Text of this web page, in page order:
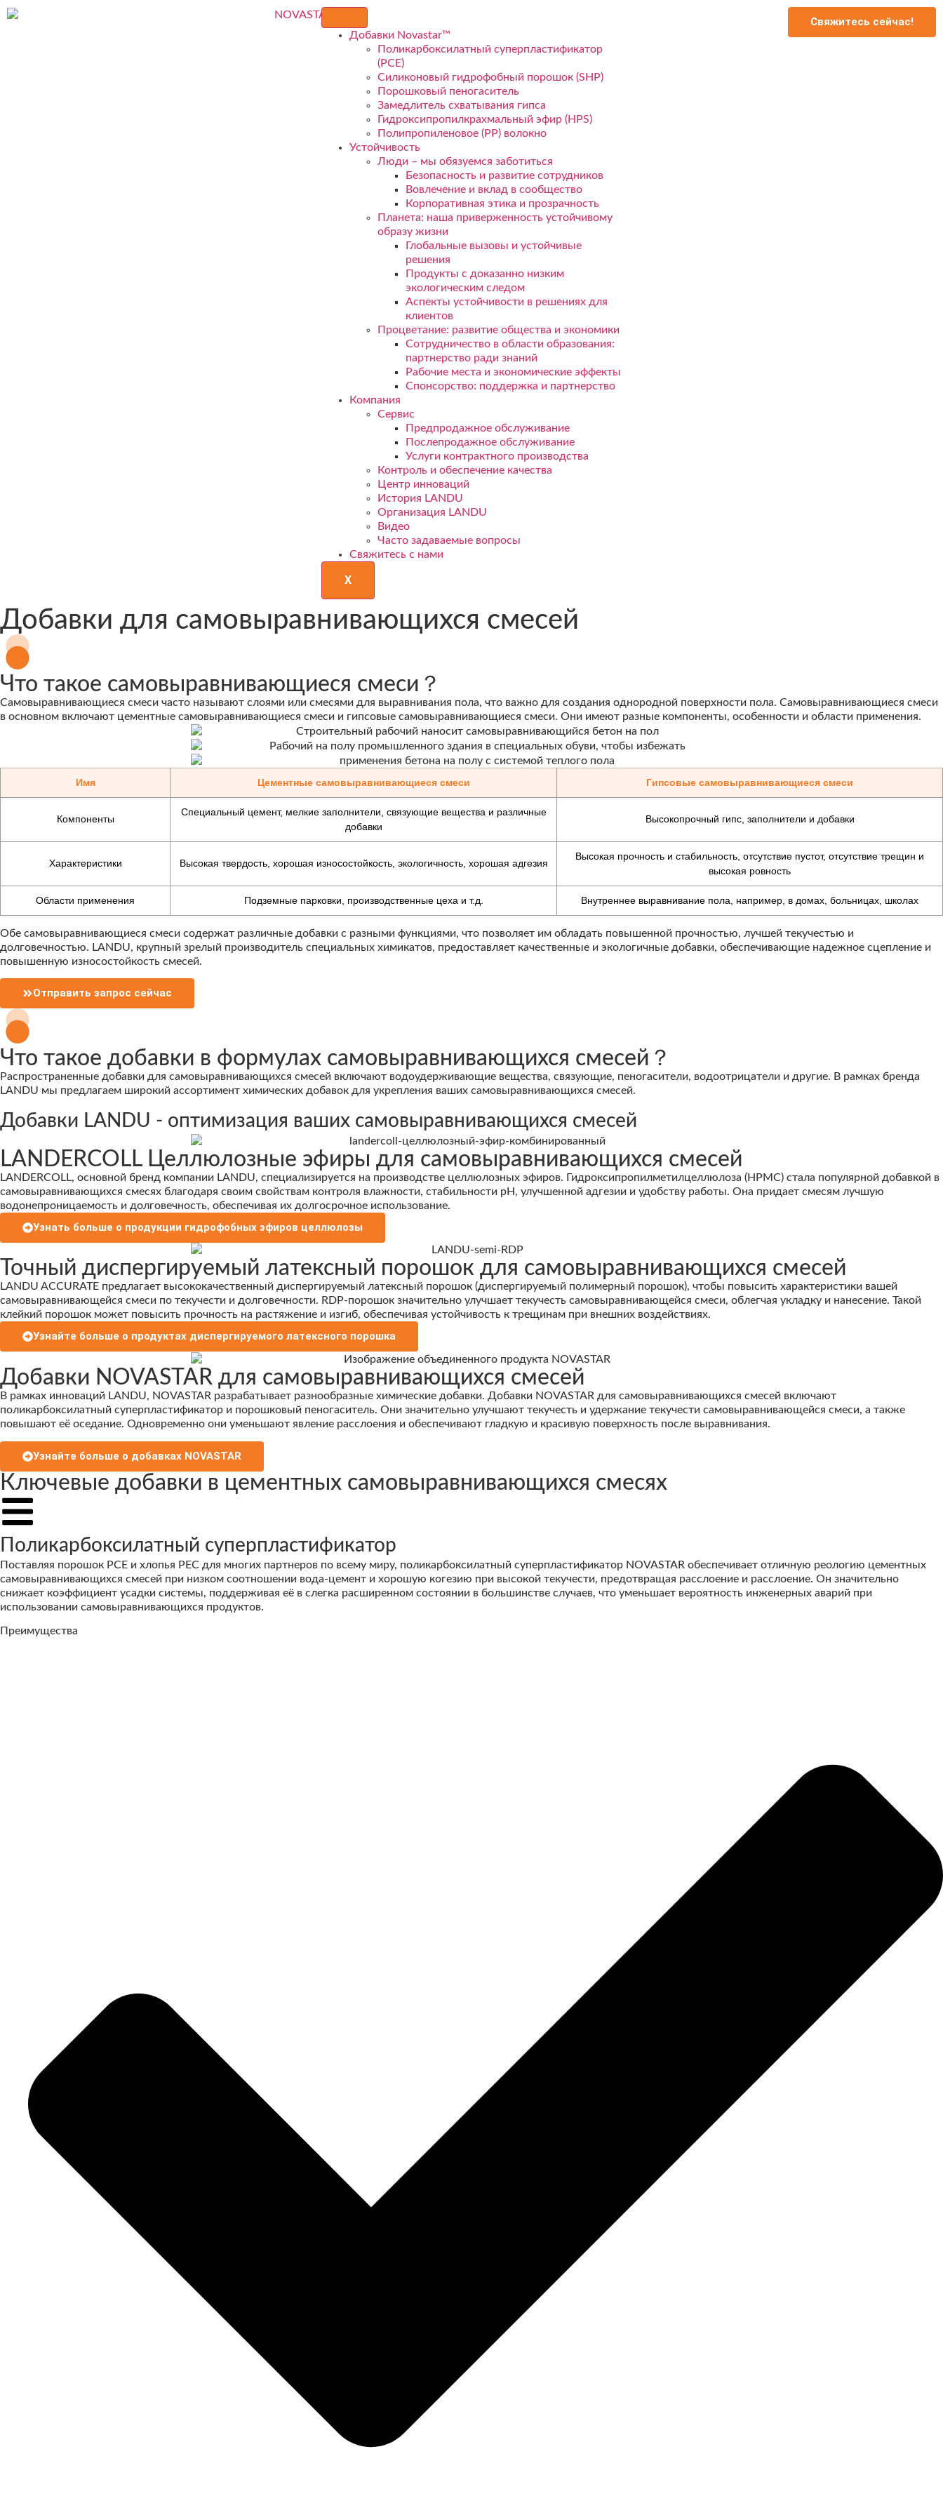
Добавки Novastar™
Поликарбоксилатный суперпластификатор
(PCE)
Силиконовый гидрофобный порошок (SHP)
Порошковый пеногаситель
Замедлитель схватывания гипса
Гидроксипропилкрахмальный эфир (HPS)
Полипропиленовое (PP) волокно
Устойчивость
Люди – мы обязуемся заботиться
Безопасность и развитие сотрудников
Вовлечение и вклад в сообщество
Корпоративная этика и прозрачность
Планета: наша приверженность устойчивому
образу жизни
Глобальные вызовы и устойчивые
решения
Продукты с доказанно низким
экологическим следом
Аспекты устойчивости в решениях для
клиентов
Процветание: развитие общества и экономики
Сотрудничество в области образования:
партнерство ради знаний
Рабочие места и экономические эффекты
Спонсорство: поддержка и партнерство
Компания
Сервис
Предпродажное обслуживание
Послепродажное обслуживание
Услуги контрактного производства
Контроль и обеспечение качества
Центр инноваций
История LANDU
Организация LANDU
Видео
Часто задаваемые вопросы
Свяжитесь с нами
X
Свяжитесь сейчас!
Добавки для самовыравнивающихся смесей
Что такое самовыравнивающиеся смеси？
Самовыравнивающиеся смеси часто называют слоями или смесями для выравнивания пола, что важно для создания однородной поверхности пола. Самовыравнивающиеся смеси
в основном включают цементные самовыравнивающиеся смеси и гипсовые самовыравнивающиеся смеси. Они имеют разные компоненты, особенности и области применения.
Имя Цементные самовыравнивающиеся смеси Гипсовые самовыравнивающиеся смеси
Компоненты
Специальный цемент, мелкие заполнители, связующие вещества и различные
добавки
Высокопрочный гипс, заполнители и добавки
Характеристики Высокая твердость, хорошая износостойкость, экологичность, хорошая адгезия
Высокая прочность и стабильность, отсутствие пустот, отсутствие трещин и
высокая ровность
Области применения Подземные парковки, производственные цеха и т.д. Внутреннее выравнивание пола, например, в домах, больницах, школах
Обе самовыравнивающиеся смеси содержат различные добавки с разными функциями, что позволяет им обладать повышенной прочностью, лучшей текучестью и
долговечностью. LANDU, крупный зрелый производитель специальных химикатов, предоставляет качественные и экологичные добавки, обеспечивающие надежное сцепление и
повышенную износостойкость смесей.
Отправить запрос сейчас
Что такое добавки в формулах самовыравнивающихся смесей？
Распространенные добавки для самовыравнивающихся смесей включают водоудерживающие вещества, связующие, пеногасители, водоотрицатели и другие. В рамках бренда
LANDU мы предлагаем широкий ассортимент химических добавок для укрепления ваших самовыравнивающихся смесей.
Добавки LANDU - оптимизация ваших самовыравнивающихся смесей
LANDERCOLL Целлюлозные эфиры для самовыравнивающихся смесей
LANDERCOLL, основной бренд компании LANDU, специализируется на производстве целлюлозных эфиров. Гидроксипропилметилцеллюлоза (HPMC) стала популярной добавкой в
самовыравнивающихся смесях благодаря своим свойствам контроля влажности, стабильности pH, улучшенной адгезии и удобству работы. Она придает смесям лучшую
водонепроницаемость и долговечность, обеспечивая их долгосрочное использование.
Узнать больше о продукции гидрофобных эфиров целлюлозы
Точный диспергируемый латексный порошок для самовыравнивающихся смесей
LANDU ACCURATE предлагает высококачественный диспергируемый латексный порошок (диспергируемый полимерный порошок), чтобы повысить характеристики вашей
самовыравнивающейся смеси по текучести и долговечности. RDP-порошок значительно улучшает текучесть самовыравнивающейся смеси, облегчая укладку и нанесение. Такой
клейкий порошок может повысить прочность на растяжение и изгиб, обеспечивая устойчивость к трещинам при внешних воздействиях.
Узнайте больше о продуктах диспергируемого латексного порошка
Добавки NOVASTAR для самовыравнивающихся смесей
В рамках инноваций LANDU, NOVASTAR разрабатывает разнообразные химические добавки. Добавки NOVASTAR для самовыравнивающихся смесей включают
поликарбоксилатный суперпластификатор и порошковый пеногаситель. Они значительно улучшают текучесть и удержание текучести самовыравнивающейся смеси, а также
повышают её оседание. Одновременно они уменьшают явление расслоения и обеспечивают гладкую и красивую поверхность после выравнивания.
Узнайте больше о добавках NOVASTAR
Ключевые добавки в цементных самовыравнивающихся смесях
Поликарбоксилатный суперпластификатор
Поставляя порошок PCE и хлопья PEC для многих партнеров по всему миру, поликарбоксилатный суперпластификатор NOVASTAR обеспечивает отличную реологию цементных
самовыравнивающихся смесей при низком соотношении вода-цемент и хорошую когезию при высокой текучести, предотвращая расслоение и расслоение. Он значительно
снижает коэффициент усадки системы, поддерживая её в слегка расширенном состоянии в большинстве случаев, что уменьшает вероятность инженерных аварий при
использовании самовыравнивающихся продуктов.
Преимущества